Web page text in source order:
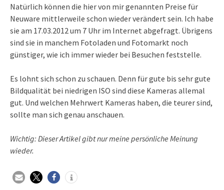
Natürlich können die hier von mir genannten Preise für
Neuware mittlerweile schon wieder verändert sein. Ich habe
sie am 17.03.2012 um 7 Uhr im Internet abgefragt. Übrigens
sind sie in manchem Fotoladen und Fotomarkt noch
günstiger, wie ich immer wieder bei Besuchen feststelle.
Es lohnt sich schon zu schauen. Denn für gute bis sehr gute
Bildqualität bei niedrigen ISO sind diese Kameras allemal
gut. Und welchen Mehrwert Kameras haben, die teurer sind,
sollte man sich genau anschauen.
Wichtig: Dieser Artikel gibt nur meine persönliche Meinung
wieder.